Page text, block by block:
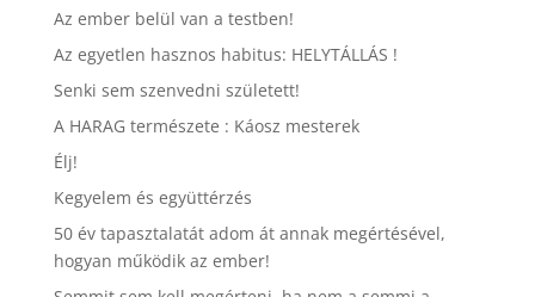
Az ember belül van a testben!
Az egyetlen hasznos habitus: HELYTÁLLÁS !
Senki sem szenvedni született!
A HARAG természete : Káosz mesterek
Élj!
Kegyelem és együttérzés
50 év tapasztalatát adom át annak megértésével,
hogyan működik az ember!